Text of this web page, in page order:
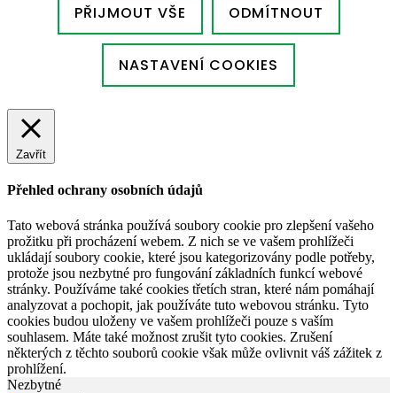
PŘIJMOUT VŠE ODMÍTNOUT
NASTAVENÍ COOKIES
Zavřít
Přehled ochrany osobních údajů
Tato webová stránka používá soubory cookie pro zlepšení vašeho
prožitku při procházení webem. Z nich se ve vašem prohlížeči
ukládají soubory cookie, které jsou kategorizovány podle potřeby,
protože jsou nezbytné pro fungování základních funkcí webové
stránky. Používáme také cookies třetích stran, které nám pomáhají
analyzovat a pochopit, jak používáte tuto webovou stránku. Tyto
cookies budou uloženy ve vašem prohlížeči pouze s vaším
souhlasem. Máte také možnost zrušit tyto cookies. Zrušení
některých z těchto souborů cookie však může ovlivnit váš zážitek z
prohlížení.
Nezbytné